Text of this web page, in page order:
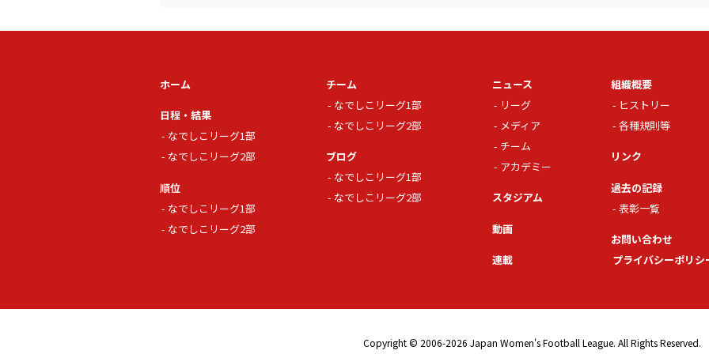
ホーム
日程・結果
なでしこリーグ1部
なでしこリーグ2部
順位
なでしこリーグ1部
なでしこリーグ2部
チーム
なでしこリーグ1部
なでしこリーグ2部
ブログ
なでしこリーグ1部
なでしこリーグ2部
ニュース
リーグ
メディア
チーム
アカデミー
スタジアム
動画
連載
組織概要
ヒストリー
各種規則等
リンク
過去の記録
表彰一覧
お問い合わせ
プライバシーポリシ
Copyright © 2006-2026 Japan Women's Football League. All Rights Reserved.